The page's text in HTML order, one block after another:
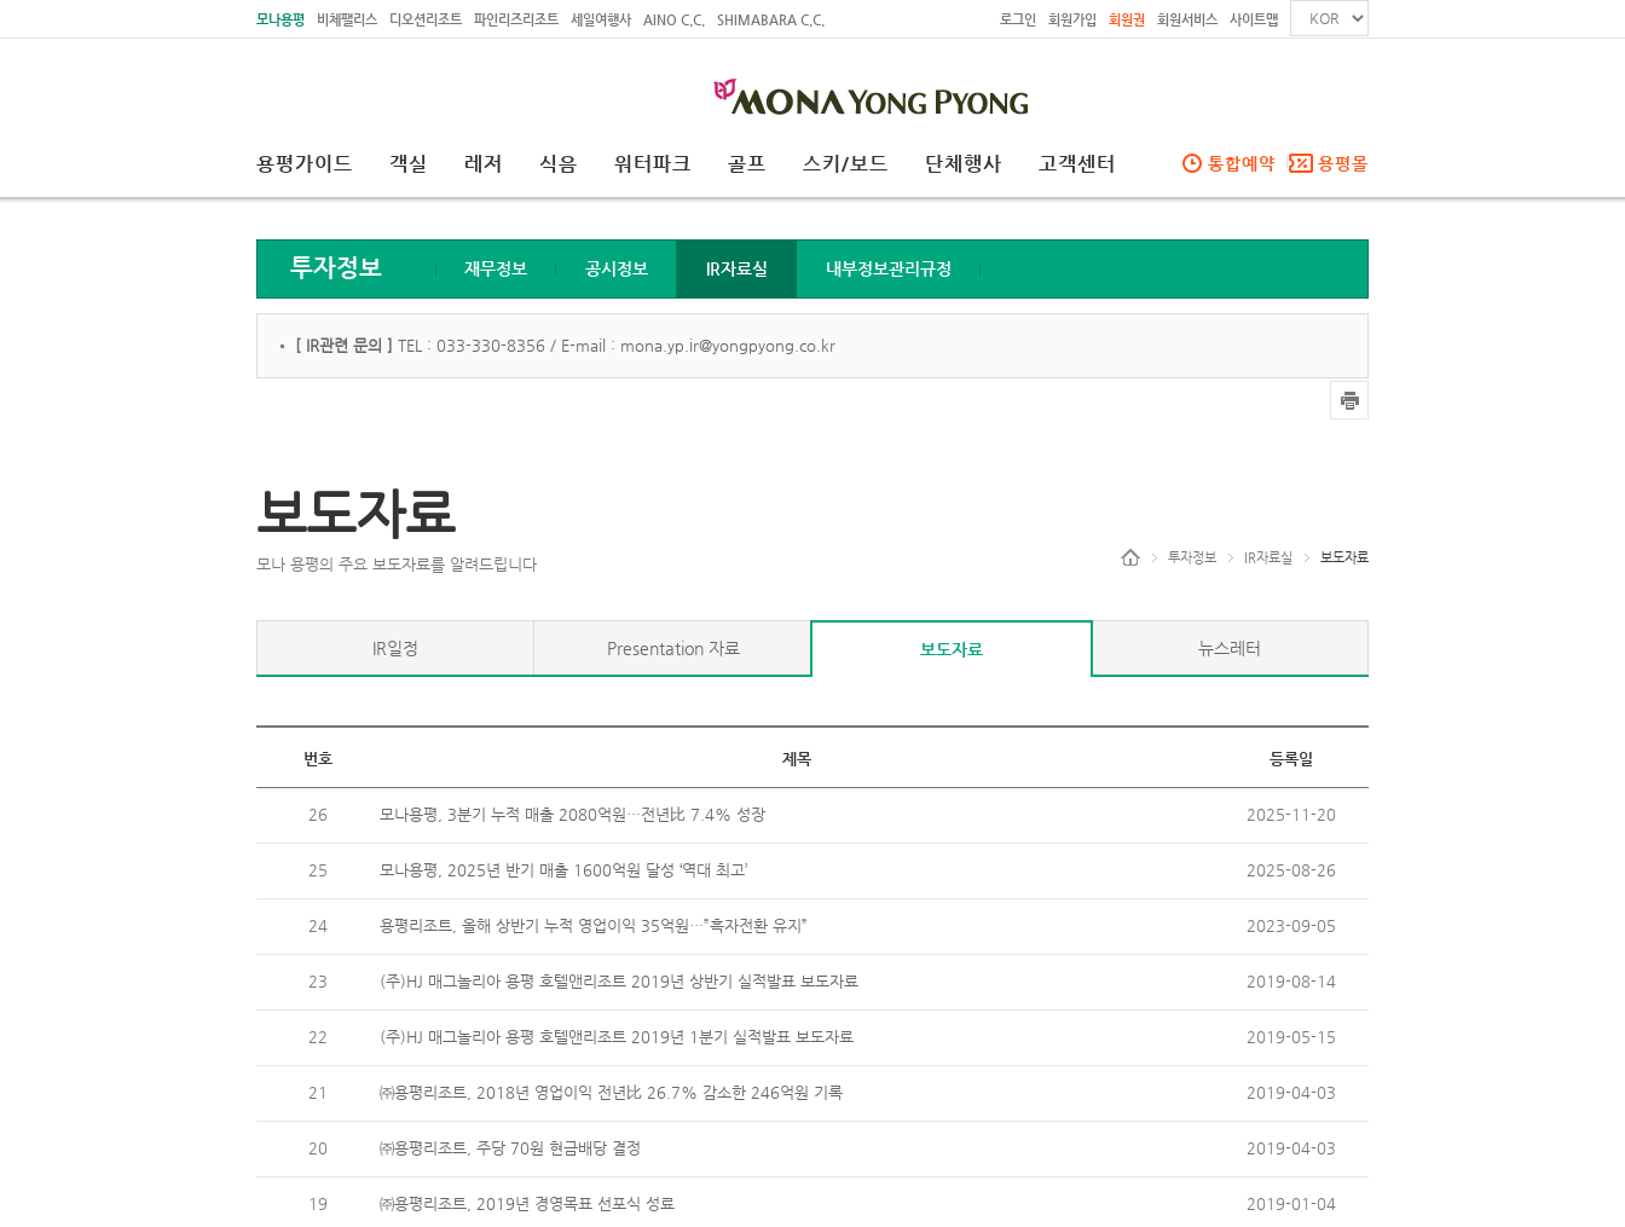
모나용평 비체팰리스 디오션리조트 파인리즈리조트 세일여행사 AINO C.C. SHIMABARA C.C. 로그인 회원가입 회원권 회원서비스 사이트맵
용평가이드 객실 레저 식음 워터파크 골프 스키/보드 단체행사 고객센터 통합예약 용평몰
투자정보 재무정보 공시정보 IR자료실 내부정보관리규정
[ IR관련 문의 ] TEL : 033-330-8356 / E-mail : mona.yp.ir@yongpyong.co.kr
보도자료
모나 용평의 주요 보도자료를 알려드립니다 투자정보 IR자료실 보도자료
IR일정 Presentation 자료 보도자료 뉴스레터
번호 제목 등록일
26 모나용평, 3분기 누적 매출 2080억원…전년比 7.4% 성장 2025-11-20
25 모나용평, 2025년 반기 매출 1600억원 달성 ‘역대 최고’ 2025-08-26
24 용평리조트, 올해 상반기 누적 영업이익 35억원…”흑자전환 유지” 2023-09-05
23 (주)HJ 매그놀리아 용평 호텔앤리조트 2019년 상반기 실적발표 보도자료 2019-08-14
22 (주)HJ 매그놀리아 용평 호텔앤리조트 2019년 1분기 실적발표 보도자료 2019-05-15
21 ㈜용평리조트, 2018년 영업이익 전년比 26.7% 감소한 246억원 기록 2019-04-03
20 ㈜용평리조트, 주당 70원 현금배당 결정 2019-04-03
19 ㈜용평리조트, 2019년 경영목표 선포식 성료 2019-01-04